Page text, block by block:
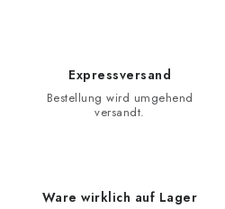
Expressversand
Bestellung wird umgehend
versandt.
Ware wirklich auf Lager